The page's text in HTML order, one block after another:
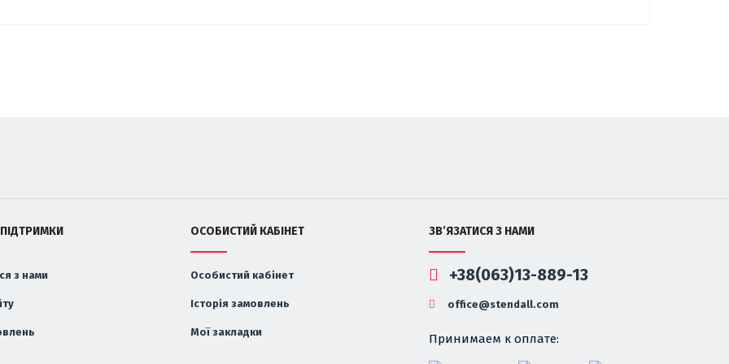
з нами
ОСОБИСТИЙ КАБІНЕТ
Особистий кабінет
Історія замовлень
Мої закладки
ЗВ’ЯЗАТИСЯ З НАМИ
+38(063)13-889-13
office@stendall.com
Принимаем к оплате: